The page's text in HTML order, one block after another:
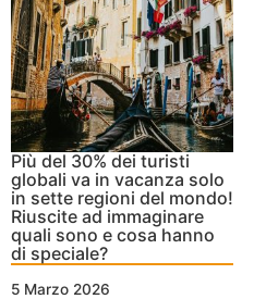
Più del 30% dei turisti
globali va in vacanza solo
in sette regioni del mondo!
Riuscite ad immaginare
quali sono e cosa hanno
di speciale?
5 Marzo 2026